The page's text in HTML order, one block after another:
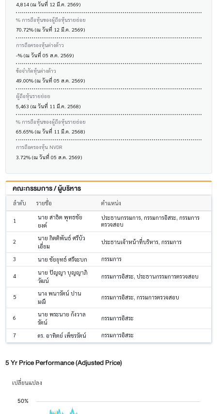
4,814 (ณ วันที่ 12 มี.ค. 2569)
% การถือหุ้นของผู้ถือหุ้นรายย่อย
70.72% (ณ วันที่ 12 มี.ค. 2569)
การถือครองหุ้นต่างด้าว
-% (ณ วันที่ 05 ส.ค. 2569)
ข้อจำกัดหุ้นต่างด้าว
49.00% (ณ วันที่ 05 ส.ค. 2569)
ผู้ถือหุ้นรายย่อย
5,463 (ณ วันที่ 11 มี.ค. 2568)
% การถือหุ้นของผู้ถือหุ้นรายย่อย
65.65% (ณ วันที่ 11 มี.ค. 2568)
การถือครองหุ้น NVDR
3.72% (ณ วันที่ 05 ส.ค. 2569)
คณะกรรมการ / ผู้บริหาร
ลำดับ รายชื่อ ตำแหน่ง
1
นาย สาธิต พุทธชัย
ยงค์
ประธานกรรมการ, กรรมการอิสระ, กรรมการ
ตรวจสอบ
2
นาย กิตติพันธ์ ศรีบัว
เอี่ยม
ประธานเจ้าหน้าที่บริหาร, กรรมการ
3 นาย ชัยยุทธ์ ศรีจะบก กรรมการ
4
นาย ปัญญา บุญญาภิ
วัฒน์
กรรมการอิสระ, ประธานกรรมการตรวจสอบ
5
นาง พนารัตน์ ปาน
มณี
กรรมการอิสระ, กรรมการตรวจสอบ
6
นาย พระนาย กังวาล
รัตน์
กรรมการอิสระ
7 ดร. อาทิตย์ เพ็ชรรัตน์ กรรมการอิสระ
5 Yr Price Performance (Adjusted Price)
เปลี่ยนแปลง